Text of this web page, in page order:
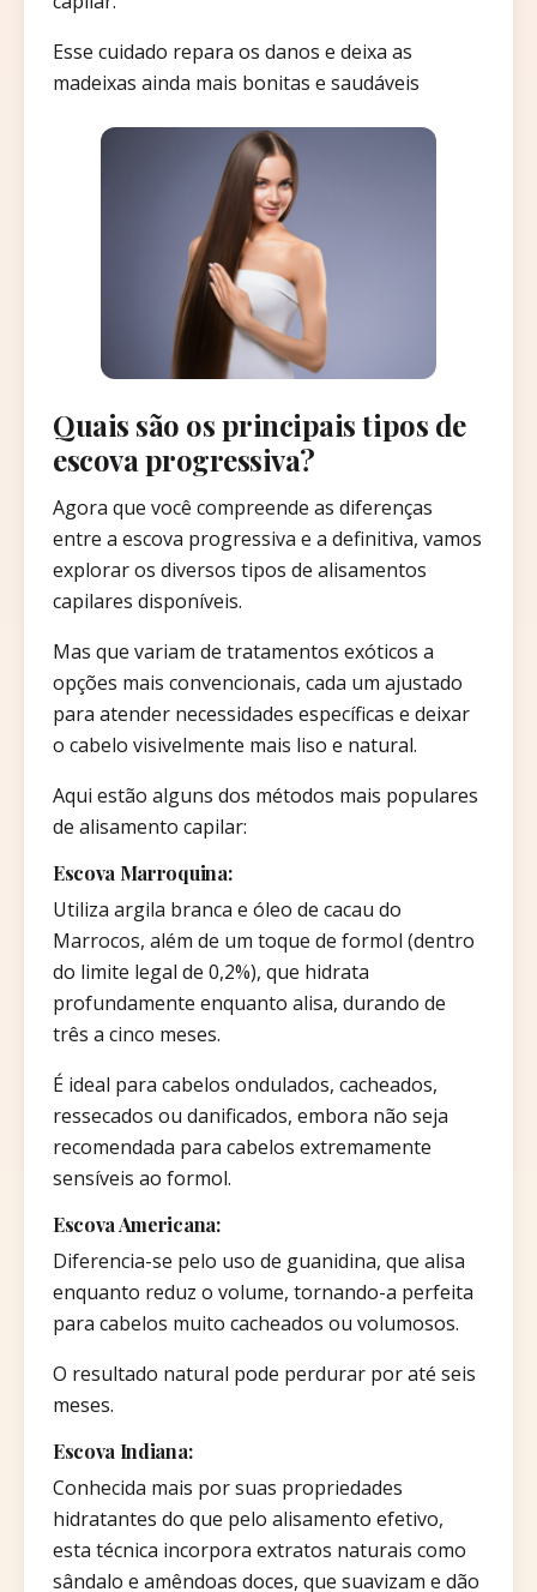
Esse cuidado repara os danos e deixa as
madeixas ainda mais bonitas e saudáveis
Quais são os principais tipos de
escova progressiva?
Agora que você compreende as diferenças
entre a escova progressiva e a definitiva, vamos
explorar os diversos tipos de alisamentos
capilares disponíveis.
Mas que variam de tratamentos exóticos a
opções mais convencionais, cada um ajustado
para atender necessidades específicas e deixar
o cabelo visivelmente mais liso e natural.
Aqui estão alguns dos métodos mais populares
de alisamento capilar:
Escova Marroquina:
Utiliza argila branca e óleo de cacau do
Marrocos, além de um toque de formol (dentro
do limite legal de 0,2%), que hidrata
profundamente enquanto alisa, durando de
três a cinco meses.
É ideal para cabelos ondulados, cacheados,
ressecados ou danificados, embora não seja
recomendada para cabelos extremamente
sensíveis ao formol.
Escova Americana:
Diferencia-se pelo uso de guanidina, que alisa
enquanto reduz o volume, tornando-a perfeita
para cabelos muito cacheados ou volumosos.
O resultado natural pode perdurar por até seis
meses.
Escova Indiana:
Conhecida mais por suas propriedades
hidratantes do que pelo alisamento efetivo,
esta técnica incorpora extratos naturais como
sândalo e amêndoas doces, que suavizam e dão